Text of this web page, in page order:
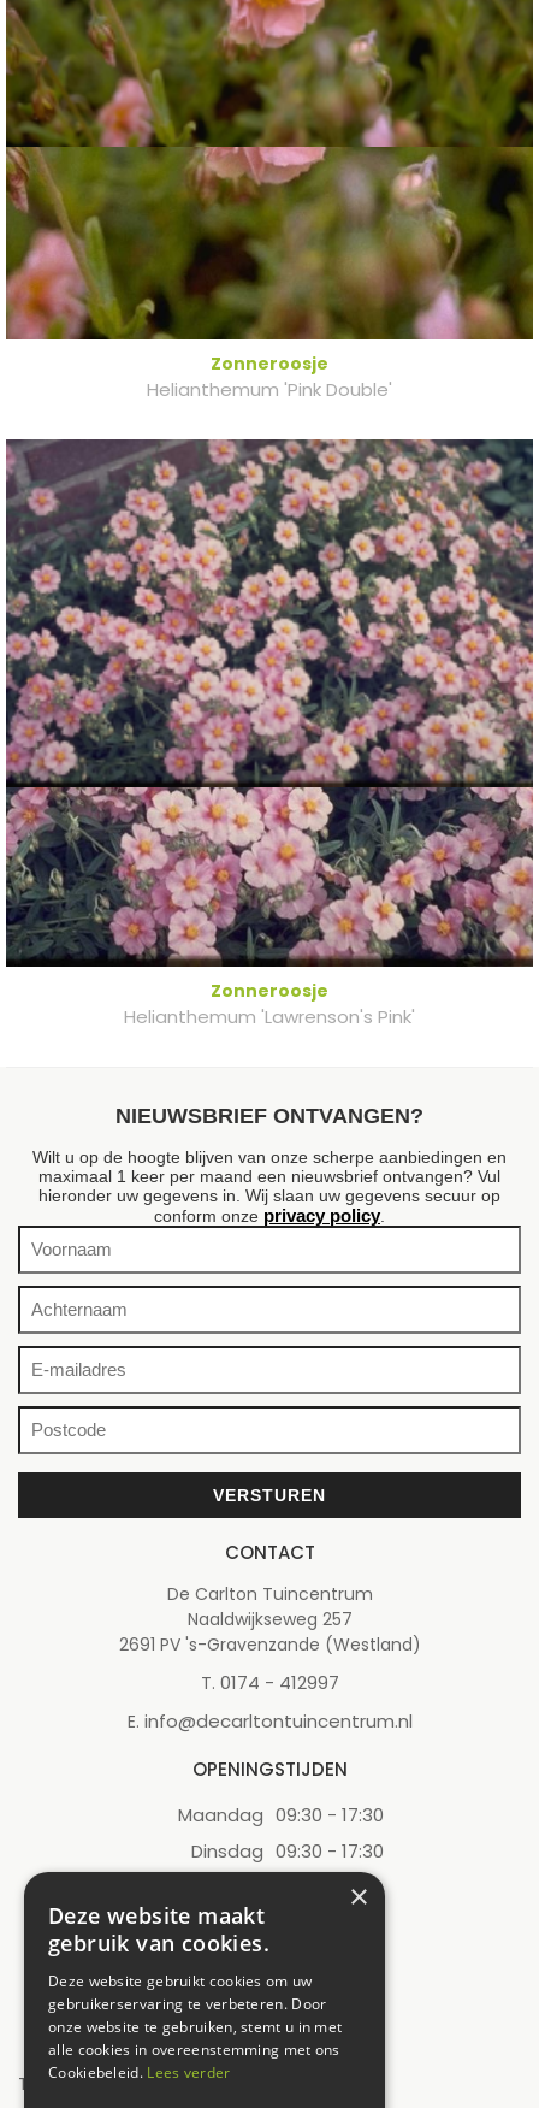
Zonneroosje
Helianthemum 'Pink Double'
Zonneroosje
Helianthemum 'Lawrenson's Pink'
NIEUWSBRIEF ONTVANGEN?
Wilt u op de hoogte blijven van onze scherpe aanbiedingen en
maximaal 1 keer per maand een nieuwsbrief ontvangen? Vul
hieronder uw gegevens in. Wij slaan uw gegevens secuur op
conform onze privacy policy.
CONTACT
De Carlton Tuincentrum
Naaldwijkseweg 257
2691 PV 's-Gravenzande (Westland)
T. 0174 - 412997
E. info@decarltontuincentrum.nl
OPENINGSTIJDEN
Maandag 09:30 - 17:30
Dinsdag 09:30 - 17:30
09:30 - 17:30
Donderdag
Zaterdag 09:00 - 17:00
Zondag
12:00 - 17:00
Toon alle openingstijden
×
Deze website maakt
gebruik van cookies.
Deze website gebruikt cookies om uw
gebruikerservaring te verbeteren. Door
onze website te gebruiken, stemt u in met
alle cookies in overeenstemming met ons
Cookiebeleid. Lees verder